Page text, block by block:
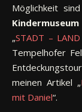
Möglichkeit
Kindermuseum
„STADT – LAND
Tempelhofer
meinen Artikel „
mit Daniel“.